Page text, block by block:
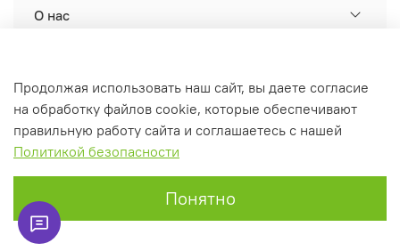
О нас
Информация
Главная
Продолжая использовать наш сайт, вы даете согласие
на обработку файлов cookie, которые обеспечивают
правильную работу сайта и соглашаетесь с нашей
Политикой безопасности
Понятно